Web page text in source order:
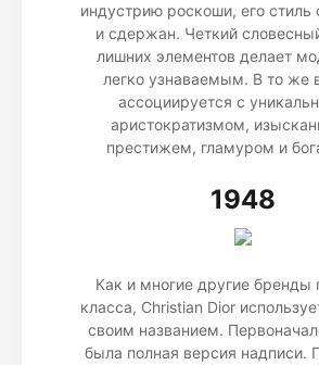
индустрию роскоши, его стиль
и сдержан. Четкий
лишних элементов делает
легко узнаваемым. В то же
ассоциируется с
аристократизмом,
престижем, гламуром и
1948
Как и многие другие
класса, Christian Dior
своим названием.
была полная версия надписи.